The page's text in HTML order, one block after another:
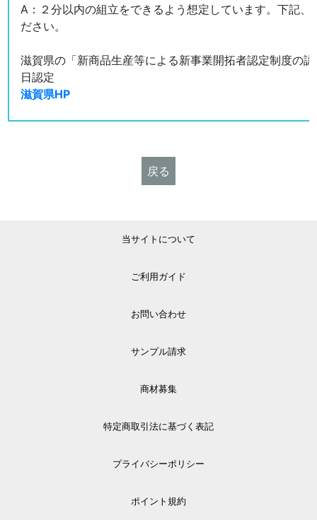
A：２分以内の組立をできるよう想定しています。下記、
ださい。
滋賀県の「新商品生産等による新事業開拓者認定制度の
日認定
滋賀県HP
戻る
当サイトについて
ご利用ガイド
お問い合わせ
サンプル請求
商材募集
特定商取引法に基づく表記
プライバシーポリシー
ポイント規約